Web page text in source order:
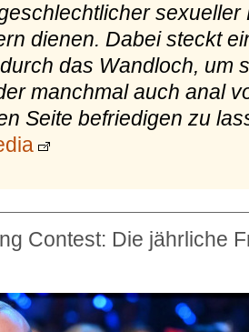
sexueller
dienen. Dabei steckt
das Wandloch, um
manchmal auch anal
Seite befriedigen zu
Contest: Die jährliche